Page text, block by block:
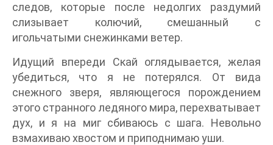
следов, которые после недолгих раздумий
слизывает колючий, смешанный с
игольчатыми снежинками ветер.
Идущий впереди Скай оглядывается, желая
убедиться, что я не потерялся. От вида
снежного зверя, являющегося порождением
этого странного ледяного мира, перехватывает
дух, и я на миг сбиваюсь с шага. Невольно
взмахиваю хвостом и приподнимаю уши.